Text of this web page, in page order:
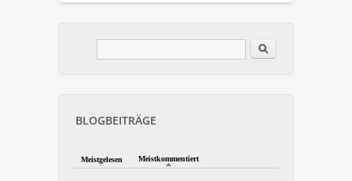
Suchformular Im Blog suchen
BLOGBEITRÄGE
Meistgelesen Meistkommentiert